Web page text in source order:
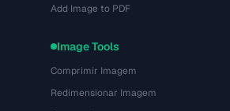
Add Image to PDF
Image Tools
Comprimir Imagem
Redimensionar Imagem